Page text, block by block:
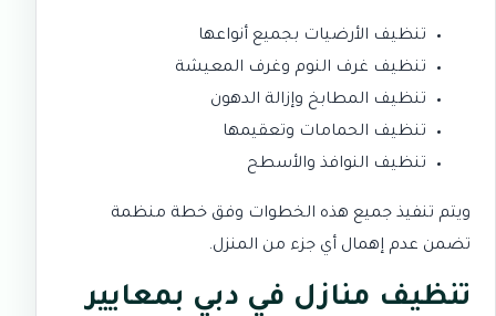
تنظيف الأرضيات بجميع أنواعها
تنظيف غرف النوم وغرف المعيشة
تنظيف المطابخ وإزالة الدهون
تنظيف الحمامات وتعقيمها
تنظيف النوافذ والأسطح
ويتم تنفيذ جميع هذه الخطوات وفق خطة منظمة
تضمن عدم إهمال أي جزء من المنزل.
تنظيف منازل في دبي بمعايير